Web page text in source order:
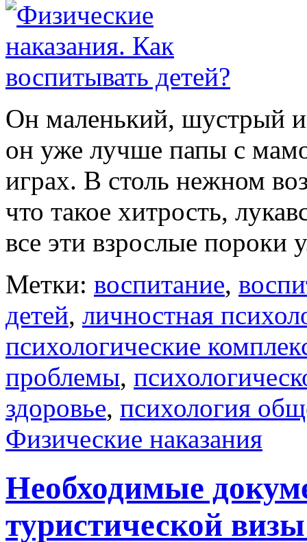
Он маленький, шустрый
он уже лучше папы с
играх. В столь нежном
что такое хитрость,
все эти взрослые пороки
Метки: воспитание,
детей, личностная
психологические
проблемы,
здоровье, психология
Физические наказания
Необходимые
туристической